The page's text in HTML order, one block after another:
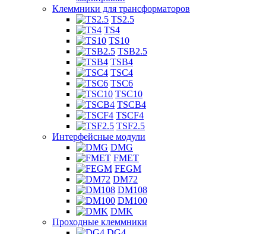
Клеммники для трансформаторов
TS2.5
TS4
TS10
TSB2.5
TSB4
TSC4
TSC6
TSC10
TSCB4
TSCF4
TSF2.5
Интерфейсные модули
DMG
FMET
FEGM
DM72
DM108
DM100
DMK
Проходные клеммники